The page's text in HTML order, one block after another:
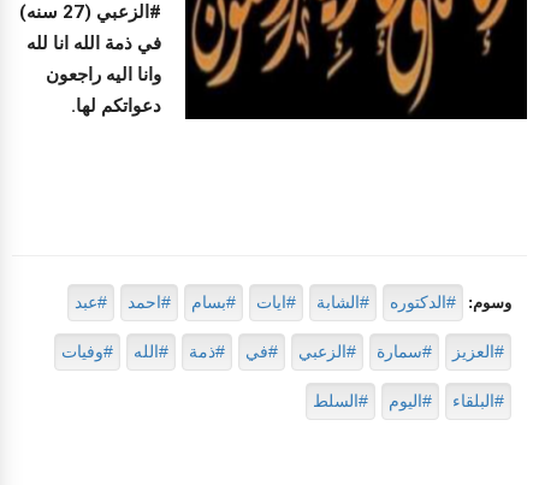
#الزعبي (27 سنه)
في ذمة الله انا لله
وانا اليه راجعون
دعواتكم لها.
وسوم: #الدكتوره #الشابة #ايات #بسام #احمد #عبد
#العزيز #سمارة #الزعبي #في #ذمة #الله #وفيات
#البلقاء #اليوم #السلط